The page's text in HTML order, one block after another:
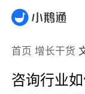
首页 增长干货
咨询行业